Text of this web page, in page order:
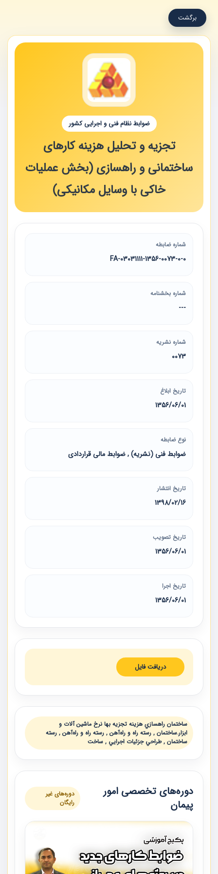
برگشت
ضوابط نظام فنی و اجرایی کشور
تجزیه و تحلیل هزینه کارهای
ساختمانی و راهسازی (بخش عملیات
خاکی با وسایل مکانیکی)
شماره ضابطه
03031111-1356-0073-0-0-FA
شماره بخشنامه
---
شماره نشریه
0073
تاریخ ابلاغ
1356/06/01
نوع ضابطه
ضوابط فنی (نشریه) , ضوابط مالی قراردادی
تاریخ انتشار
1398/02/16
تاریخ تصویب
1356/06/01
تاریخ اجرا
1356/06/01
دریافت فایل
ساختمان راهسازي هزينه تجزيه بها نرخ ماشين آلات و
ابزار.ساختمان , رسته راه و راه‌آهن , رسته راه و راه‌آهن , رسته
ساختمان , طراحي جزئيات اجرايي , ساخت
دوره‌های تخصصی امور
پیمان
دوره‌های غیر
رایگان